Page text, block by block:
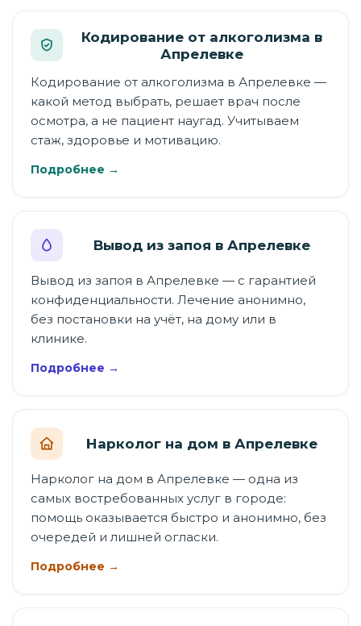
Кодирование от алкоголизма в
Апрелевке
Кодирование от алкоголизма в Апрелевке —
какой метод выбрать, решает врач после
осмотра, а не пациент наугад. Учитываем
стаж, здоровье и мотивацию.
Подробнее →
Вывод из запоя в Апрелевке
Вывод из запоя в Апрелевке — с гарантией
конфиденциальности. Лечение анонимно,
без постановки на учёт, на дому или в
клинике.
Подробнее →
Нарколог на дом в Апрелевке
Нарколог на дом в Апрелевке — одна из
самых востребованных услуг в городе:
помощь оказывается быстро и анонимно, без
очередей и лишней огласки.
Подробнее →